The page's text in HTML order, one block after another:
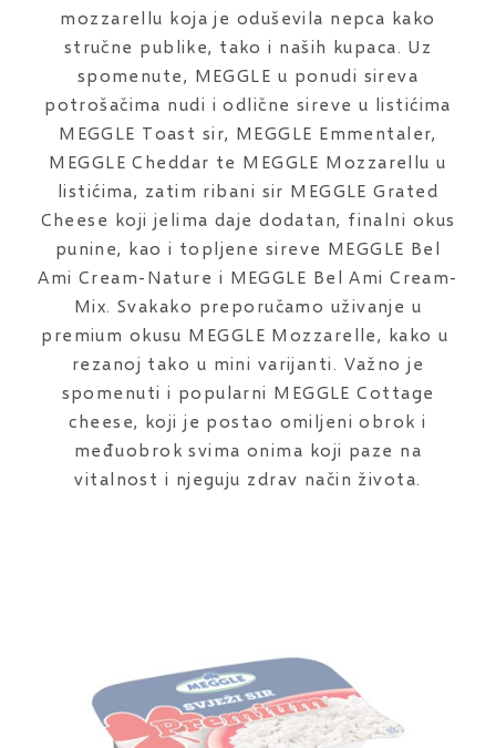
mozzarellu koja je oduševila nepca kako
stručne publike, tako i naših kupaca. Uz
spomenute, MEGGLE u ponudi sireva
potrošačima nudi i odlične sireve u listićima
MEGGLE Toast sir, MEGGLE Emmentaler,
MEGGLE Cheddar te MEGGLE Mozzarellu u
listićima, zatim ribani sir MEGGLE Grated
Cheese koji jelima daje dodatan, finalni okus
punine, kao i topljene sireve MEGGLE Bel
Ami Cream-Nature i MEGGLE Bel Ami Cream-
Mix. Svakako preporučamo uživanje u
premium okusu MEGGLE Mozzarelle, kako u
rezanoj tako u mini varijanti. Važno je
spomenuti i popularni MEGGLE Cottage
cheese, koji je postao omiljeni obrok i
međuobrok svima onima koji paze na
vitalnost i njeguju zdrav način života.